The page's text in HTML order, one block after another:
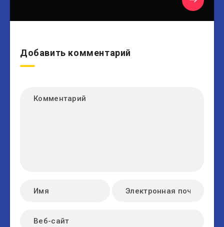
Добавить комментарий